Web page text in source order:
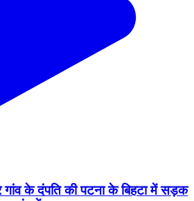
के दंपति की पटना के बिहटा में सड़क